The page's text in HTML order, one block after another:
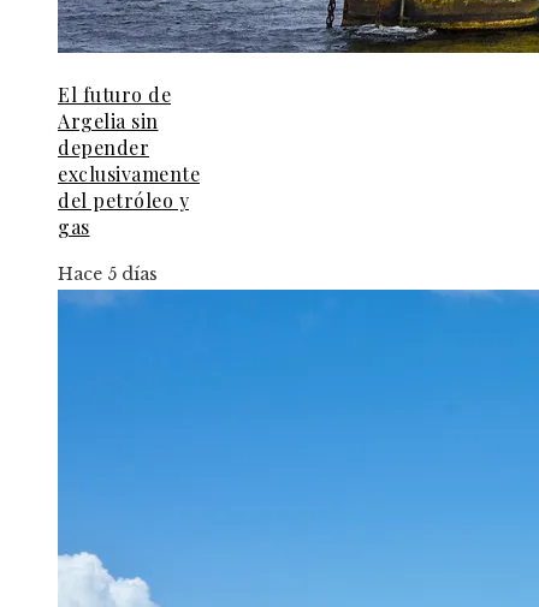
El futuro de
Argelia sin
depender
exclusivamente
del petróleo y
gas
Hace 5 días